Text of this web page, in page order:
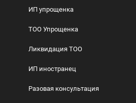
ИП упрощенка
ТОО Упрощенка
Ликвидация ТОО
ИП иностранец
Разовая консультация